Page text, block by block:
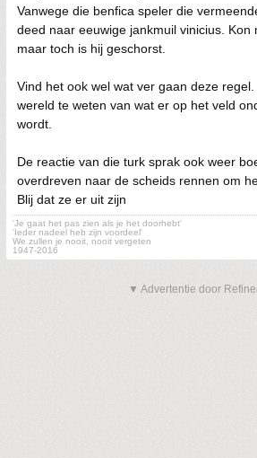
Vanwege die benfica speler die
deed naar eeuwige jankmuil vinicius. Kon
maar toch is hij geschorst.
Vind het ook wel wat ver gaan deze
wereld te weten van wat er op het veld
wordt.
De reactie van die turk sprak ook weer
overdreven naar de scheids rennen om
Blij dat ze er uit zijn
'Je gaat het pas zien als je het doorhebt'
'Ieder nadeel heb zijn voordeel'
We zullen je nooit, nooit vergeten
1947-2016
▼ Advertentie door